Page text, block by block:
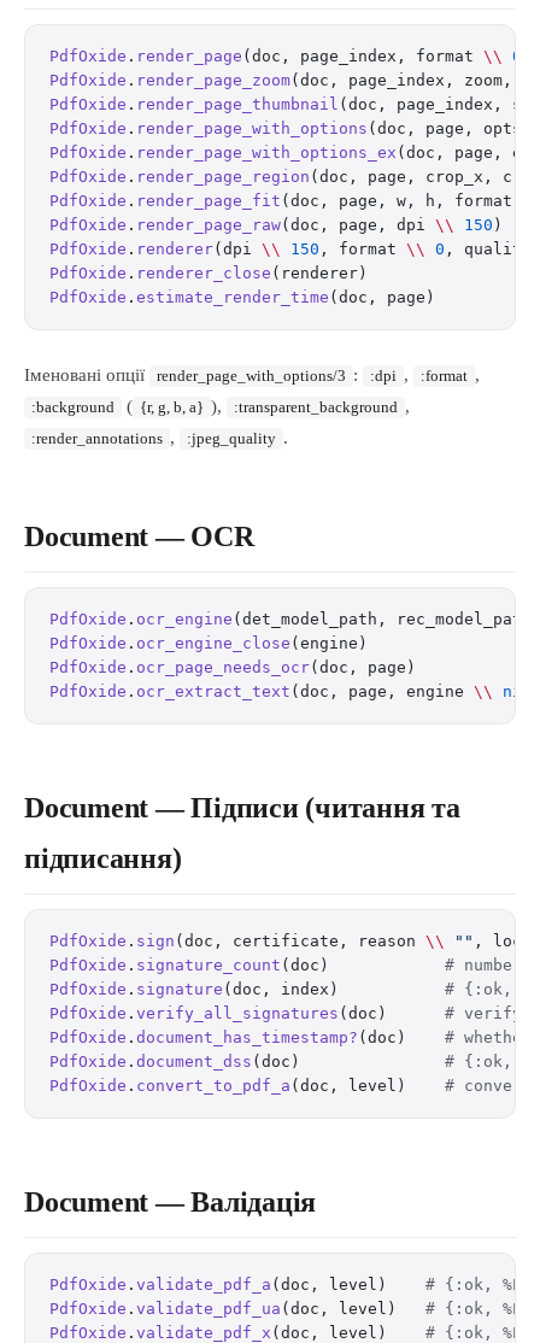
PdfOxide . render_page (doc, page_index, format \\ 0
PdfOxide . render_page_zoom(doc, page_index, zoom,
PdfOxide . render_page_thumbnail (doc, page_index,
PdfOxide . render_page_with_options (doc, page, opts
PdfOxide . render_page_with_options_ex (doc, page,
PdfOxide . render_page_region (doc, page, crop_x,
PdfOxide . render_page_fit (doc, page, w, h, format
PdfOxide . render_page_raw(doc, page, dpi \\ 150
PdfOxide . renderer(dpi \\ 150 , format \\ 0 , quality
PdfOxide . renderer_close
PdfOxide . estimate_render_time (doc,
Іменовані опції render_page_with_options/3 : :dpi , :format ,
:background ( {r, g, b, a} ), :transparent_background ,
:render_annotations , :jpeg_quality .
Document — OCR
PdfOxide . ocr_engine (det_model_path,
PdfOxide . ocr_engine_close (engine)
PdfOxide . ocr_page_needs_ocr(doc, page)
PdfOxide . ocr_extract_text (doc, page, engine \\ nil
Document — Підписи (читання та
підписання)
PdfOxide . sign (doc, certificate, reason \\ "" ,
PdfOxide . signature_count (doc) # number
PdfOxide . signature (doc, index) # {:ok,
PdfOxide . verify_all_signatures (doc) # verify
PdfOxide . document_has_timestamp? (doc) # whether
PdfOxide . document_dss (doc) # {:ok,
PdfOxide . convert_to_pdf_a (doc, level) # convert
Document — Валідація
PdfOxide . validate_pdf_a (doc, level) # {:ok,
PdfOxide . validate_pdf_ua (doc, level) # {:ok,
PdfOxide . validate_pdf_x (doc, level) # {:ok,